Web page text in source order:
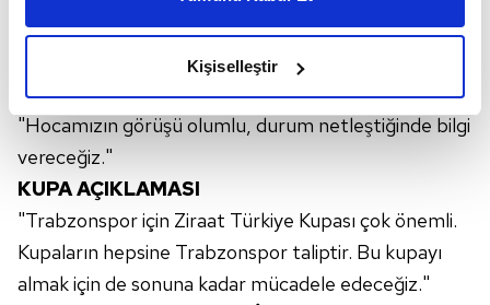
amacımızın size daha iyi bir reklam deneyimi sunmak
elimizden gelen çabayı gösterdiğimizi ve bu noktada,
kalemimiz olduğunu sizlere hatırlatmak isteriz.
Her halükârda, kullanıcılar, bu çerezlere izin vermedikleri
takdirde, kullanıcılara hedefli reklamlar
gösterilmeyecektir."
Sizlere daha iyi bir hizmet sunabilmek için İnternet
Kişiselleştir
"Hocamızın görüşü olumlu, durum netleştiğinde bilgi
vereceğiz."
KUPA AÇIKLAMASI
"Trabzonspor için Ziraat Türkiye Kupası çok önemli.
Kupaların hepsine Trabzonspor taliptir. Bu kupayı
almak için de sonuna kadar mücadele edeceğiz."